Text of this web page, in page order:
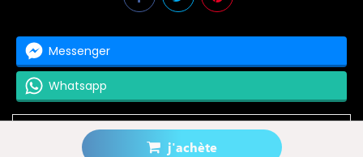
j'achète
Messenger
Whatsapp